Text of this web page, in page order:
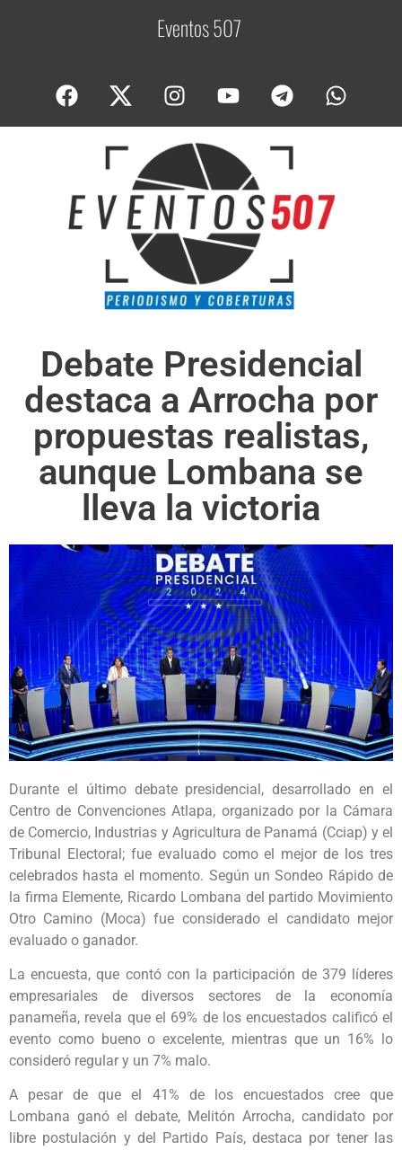
Eventos 507C
Debate Presidencial
destaca a Arrocha por
propuestas realistas,
aunque Lombana se
lleva la victoria
Durante el último debate presidencial, desarrollado en el
Centro de Convenciones Atlapa, organizado por la Cámara
de Comercio, Industrias y Agricultura de Panamá (Cciap) y el
Tribunal Electoral; fue evaluado como el mejor de los tres
celebrados hasta el momento. Según un Sondeo Rápido de
la firma Elemente, Ricardo Lombana del partido Movimiento
Otro Camino (Moca) fue considerado el candidato mejor
evaluado o ganador.
La encuesta, que contó con la participación de 379 líderes
empresariales de diversos sectores de la economía
panameña, revela que el 69% de los encuestados calificó el
evento como bueno o excelente, mientras que un 16% lo
consideró regular y un 7% malo.
A pesar de que el 41% de los encuestados cree que
Lombana ganó el debate, Melitón Arrocha, candidato por
libre postulación y del Partido País, destaca por tener las